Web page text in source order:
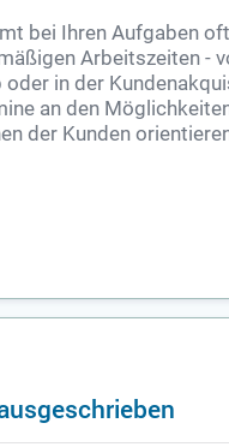
bei Ihren Aufgaben
Arbeitszeiten -
oder in der
an den
der Kunden